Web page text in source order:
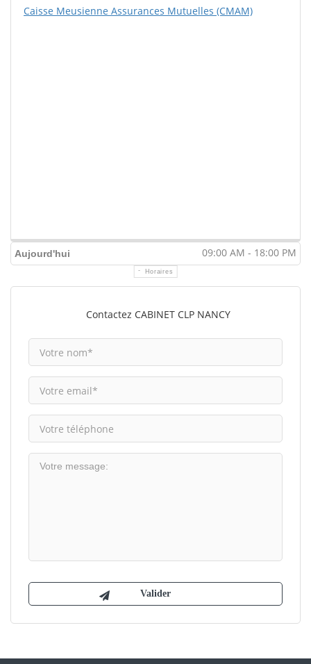
Caisse Meusienne Assurances Mutuelles (CMAM)
Aujourd'hui 09:00 AM - 18:00 PM
Horaires
Contactez CABINET CLP NANCY